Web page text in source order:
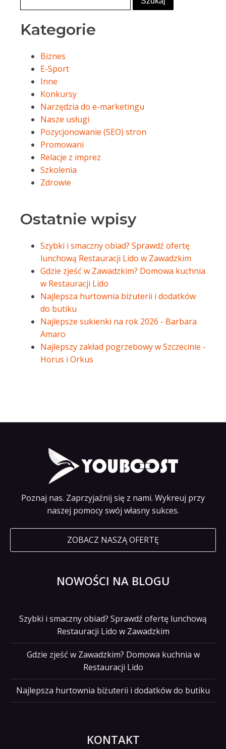
Kategorie
Biznes
E-Sport
Inne
Konkursy
Narzędzia do e-marketingu
Nasze usługi
Pozycjonowanie (SEO) stron
Promowani
Relacje z imprez
Szkolenia
Zdrowie
Ostatnie wpisy
Szybki i smaczny obiad? Sprawdź ofertę
lunchową Restauracji Lido w Zawadzkim
Gdzie zjeść w Zawadzkim? Domowa kuchnia
w Restauracji Lido
Najlepsza hurtownia biżuterii i dodatków
do butiku
Najlepsze sukienki na rok 2026 - Barbara
Amaro
Najlepszy zakład pogrzebowy w Szczecinie -
Horus i Orkus
Poznaj nas. Zaprzyjaźnij się z nami. Wykreuj przy
naszej pomocy swój własny sukces.
ZOBACZ NASZĄ OFERTĘ
NOWOŚCI NA BLOGU
Szybki i smaczny obiad? Sprawdź ofertę lunchową
Restauracji Lido w Zawadzkim
Gdzie zjeść w Zawadzkim? Domowa kuchnia w
Restauracji Lido
Najlepsza hurtownia biżuterii i dodatków do butiku
KONTAKT